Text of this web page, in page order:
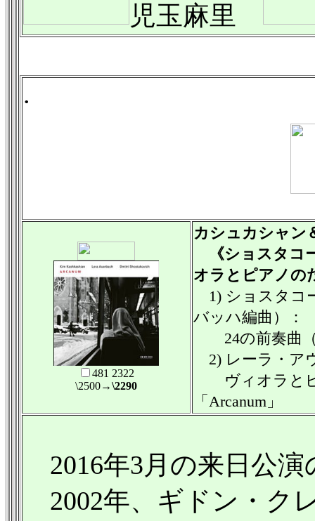
児玉麻里
.
481 2322
\2500→\2290
カシュカシャン
《ショスタコ
オラとピアノの
1) ショスタコ
バッハ編曲）：
24の前奏曲（
2) レーラ・ア
ヴィオラとピ
「Arcanum」
2016年3月の来日公
2002年、ギドン・ク